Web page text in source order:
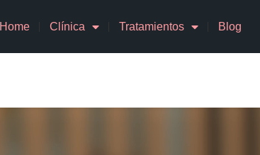
Home Clínica Tratamientos Blog